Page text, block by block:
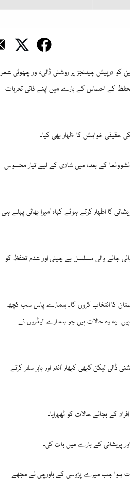
کو درپیش چیلنجز پر روشنی ڈالی، اور چھوٹی عمر
کے احساس کے بارے میں اپنے ذاتی تجربات
حقیقی خواہش کا اظہار بھی کیا۔
نشوونما کے بعد، میں شادی کے لیے تیار محسوس
کا اظہار کرتے ہوئے کہا، "میرا بھائی پہلے ہی
جانے والی مسلسل بے چینی اور عدم تحفظ کو
کا انتخاب کروں گا۔ ہمارے پاس سب کچھ
یہ وہ حالات ہیں جو ہمارے لیڈروں نے
لیکن کبھی کبھار "اندر اور باہر سفر کرتے
کے بجائے حالات کو ٹھہرایا۔
پریشانی کے بارے میں بات کی۔
وقت ہوا جب میرے پڑوسی کے باورچی نے مجھے